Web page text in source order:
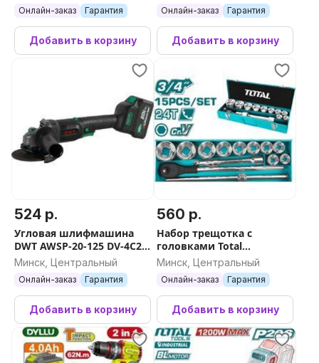
Онлайн-заказ Гарантия
Добавить в корзину
Онлайн-заказ Гарантия
Добавить в корзину
524 р.
Угловая шлифмашина
DWT AWSP-20-125 DV-4C2
BMC (с 2-мя АКБ, кейс)
Минск, Центральный
Онлайн-заказ Гарантия
Добавить в корзину
560 р.
Набор трещотка с
головками Total
THT341151 (15 предметов)
Минск, Центральный
Онлайн-заказ Гарантия
Добавить в корзину